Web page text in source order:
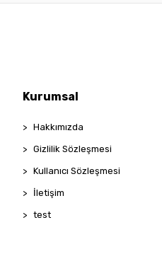
Kurumsal
Hakkımızda
Gizlilik Sözleşmesi
Kullanıcı Sözleşmesi
İletişim
test